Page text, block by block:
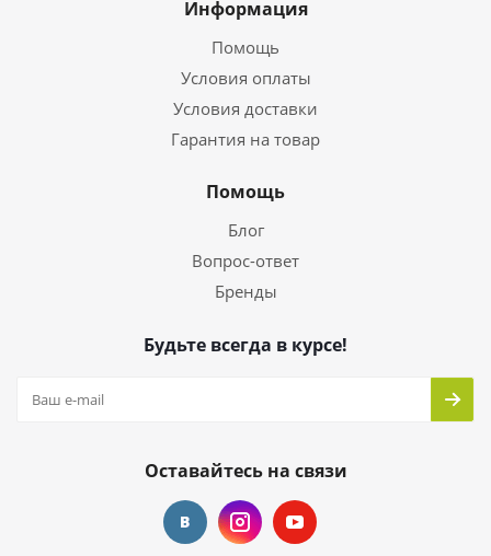
Информация
Помощь
Условия оплаты
Условия доставки
Гарантия на товар
Помощь
Блог
Вопрос-ответ
Бренды
Будьте всегда в курсе!
Оставайтесь на связи